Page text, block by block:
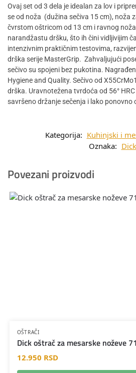
Ovaj set od 3 dela je idealan za lov i
se od noža (dužina sečiva 15 cm), noža
čvrstom oštricom od 13 cm i ravnog
narandžastu dršku, što ih čini vidljivijim
intenzivnim praktičnim testovima,
drška serije MasterGrip. Zahvaljujući
sečivo su spojeni bez pukotina.
Hygiene and Quality. Sečivo od
drška. Uravnotežena tvrdoća od 56°
savršeno držanje sečenja i lako ponovno
Kategorija: Kuhinjski i
Oznaka: Dick
Povezani proizvodi
OŠTRAČI
Dick oštrač za mesarske noževe
12.950 RSD